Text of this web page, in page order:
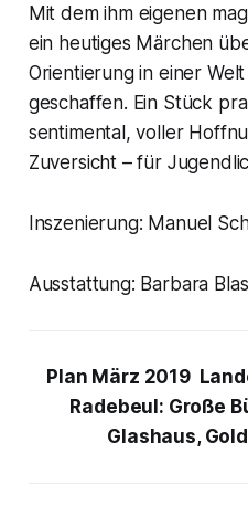
Mit dem ihm eigenen
ein heutiges Märchen
Orientierung in einer
geschaffen. Ein Stück
sentimental, voller
Zuversicht – für
Inszenierung: Manuel
Ausstattung: Barbara
Plan März 2019
Radebeul: Große
Glashaus,